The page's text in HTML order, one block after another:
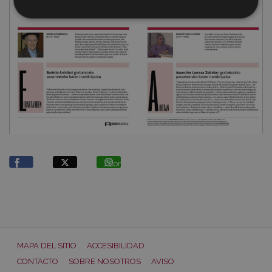
Compartir
MAPA DEL SITIO
ACCESIBILIDAD
CONTACTO
SOBRE NOSOTROS AVISO